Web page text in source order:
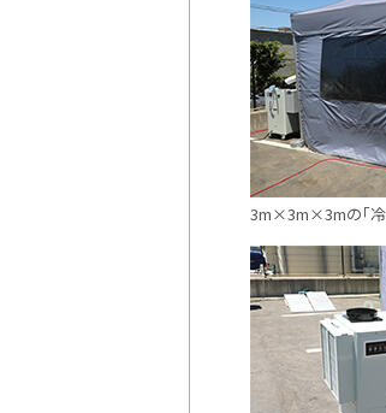
3m×3m×3mの「冷